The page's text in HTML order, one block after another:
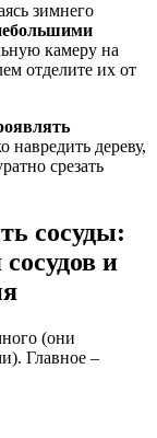
зимнего
камеру на
отделите их от
навредить дереву,
срезать
сосуды:
и
(они
Главное –